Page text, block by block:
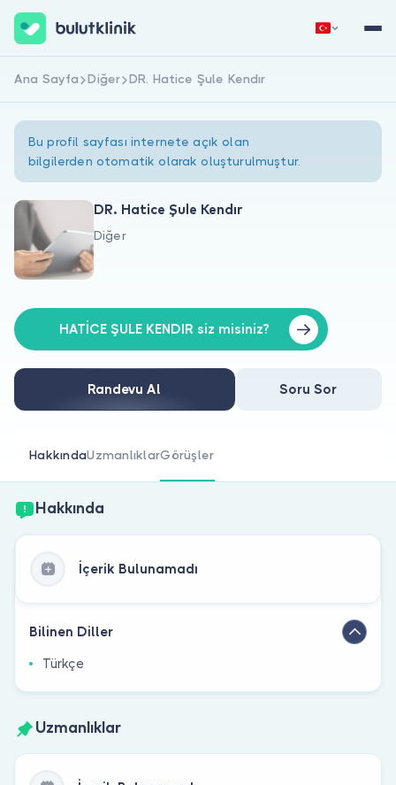
Hakkımızda
Doktorlar için
Doktor musunuz?
Hemen Kaydol Giriş Yap
Ana Sayfa Diğer DR. Hatice Şule Kendır
Bu profil sayfası internete açık olan
bilgilerden otomatik olarak oluşturulmuştur.
DR. Hatice Şule Kendır
Diğer
HATİCE ŞULE KENDIR siz misiniz?
Randevu Al Soru Sor
HakkındaUzmanlıklarGörüşler
Hakkında
İçerik Bulunamadı
Bilinen Diller
Türkçe
Uzmanlıklar